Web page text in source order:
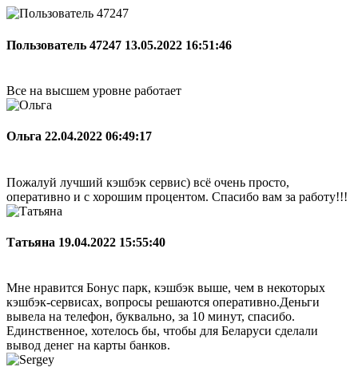
Пользователь 47247 13.05.2022 16:51:46
Все на высшем уровне работает
Ольга 22.04.2022 06:49:17
Пожалуй лучший кэшбэк сервис) всё очень просто,
оперативно и с хорошим процентом. Спасибо вам за работу!!!
Татьяна 19.04.2022 15:55:40
Мне нравится Бонус парк, кэшбэк выше, чем в некоторых
кэшбэк-сервисах, вопросы решаются оперативно.Деньги
вывела на телефон, буквально, за 10 минут, спасибо.
Единственное, хотелось бы, чтобы для Беларуси сделали
вывод денег на карты банков.